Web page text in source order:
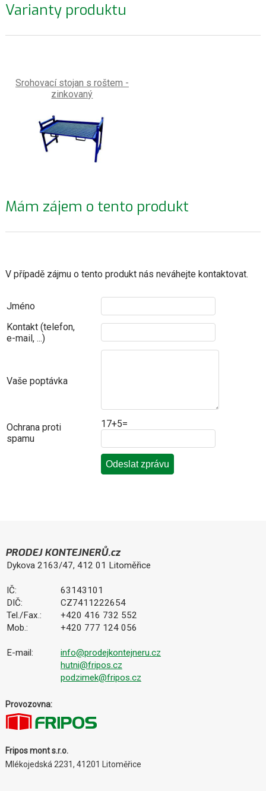
Varianty produktu
Srohovací stojan s roštem -
zinkovaný
Mám zájem o tento produkt
V případě zájmu o tento produkt nás neváhejte kontaktovat.
Jméno
Kontakt (telefon,
e-mail, ...)
Vaše poptávka
Ochrana proti
spamu
17+5=
PRODEJ KONTEJNERŮ.cz
Dykova 2163/47, 412 01 Litoměřice
IČ:
63143101
DIČ:
CZ7411222654
Tel./Fax.:
+420 416 732 552
Mob.:
+420 777 124 056
E-mail:
info@prodejkontejneru.cz
hutni@fripos.cz
podzimek@fripos.cz
Provozovna:
Fripos mont s.r.o.
Mlékojedská 2231, 41201 Litoměřice